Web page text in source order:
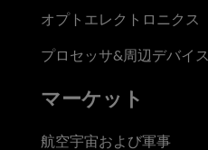
オプトエレクトロニクス
プロセッサ&周辺デバイス
マーケット
航空宇宙および軍事